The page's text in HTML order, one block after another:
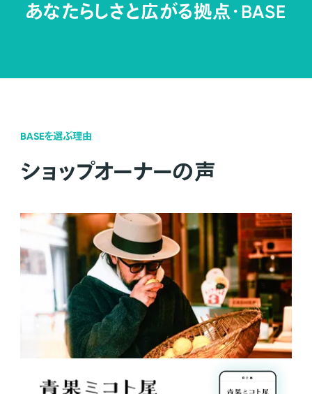
あなたらしさと広がる拠点・BASE
BASEを選ぶ理由
ショップオーナーの声